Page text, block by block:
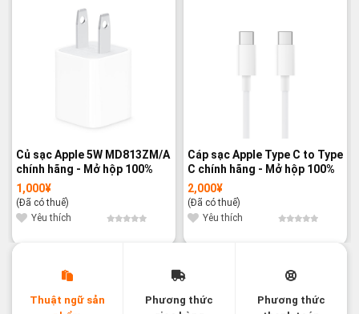
Củ sạc Apple 5W MD813ZM/A
chính hãng - Mở hộp 100%
1,000¥
(Đã có thuế)
Yêu thích
Cáp sạc Apple Type C to Type
C chính hãng - Mở hộp 100%
2,000¥
(Đã có thuế)
Yêu thích
Thuật ngữ sản
Phương thức
Phương thức